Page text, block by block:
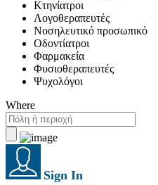
Κτηνίατροι
Λογοθεραπευτές
Νοσηλευτικό προσωπικό
Οδοντίατροι
Φαρμακεία
Φυσιοθεραπευτές
Ψυχολόγοι
Where
Sign In